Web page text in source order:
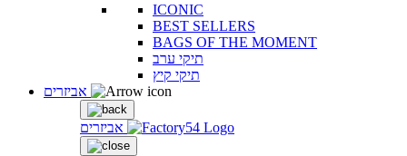
ICONIC
BEST SELLERS
BAGS OF THE MOMENT
תיקי ערב
תיקי קיץ
אביזרים